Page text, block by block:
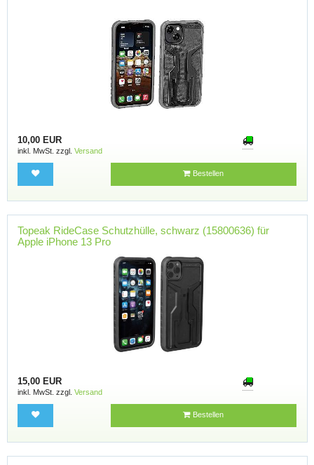
10,00 EUR
inkl. MwSt. zzgl. Versand
Bestellen
Topeak RideCase Schutzhülle, schwarz (15800636) für
Apple iPhone 13 Pro
15,00 EUR
inkl. MwSt. zzgl. Versand
Bestellen